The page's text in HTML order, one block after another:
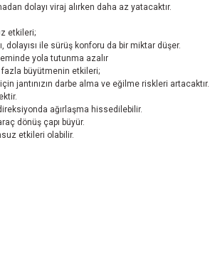
dolayı viraj alırken daha az yatacaktır.
etkileri;
dolayısı ile sürüş konforu da bir miktar düşer.
yola tutunma azalır
büyütmenin etkileri;
jantınızın darbe alma ve eğilme riskleri artacaktır.
ağırlaşma hissedilebilir.
dönüş çapı büyür.
etkileri olabilir.